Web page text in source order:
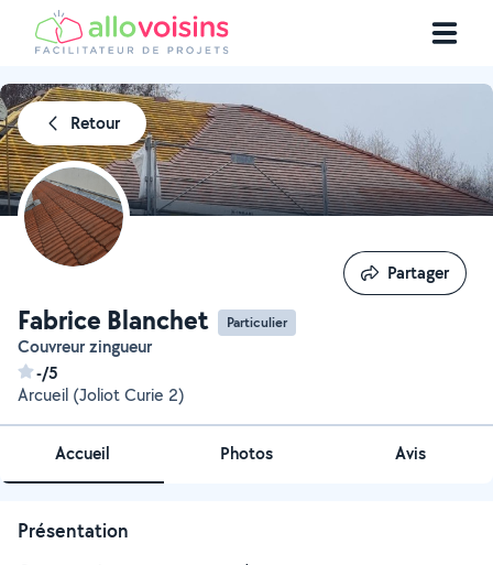
Retour
Fabrice Blanchet Particulier
Couvreur zingueur
-/5
Arcueil (Joliot Curie 2)
Partager
Partager
Accueil Photos Avis
Présentation